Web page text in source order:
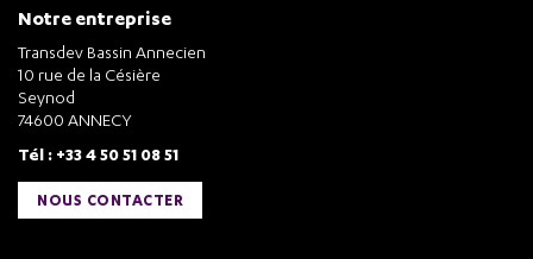
Notre entreprise
Transdev Bassin Annecien
10 rue de la Césière
Seynod
74600 ANNECY
Tél : +33 4 50 51 08 51
NOUS CONTACTER